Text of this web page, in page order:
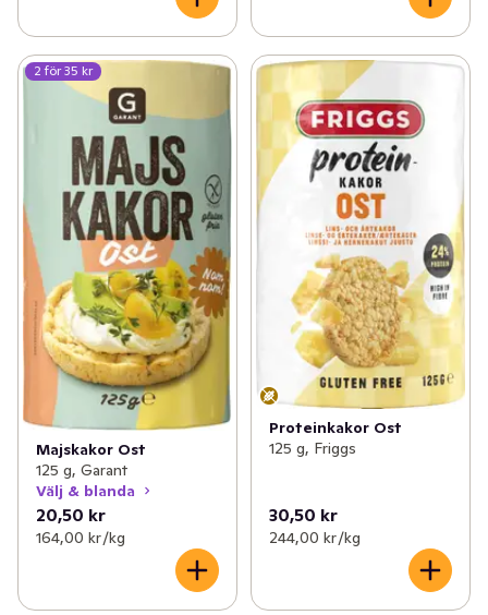
2 för 35 kr
Majskakor Ost
125 g, Garant
Välj & blanda
20,50 kr
164,00 kr /kg
Proteinkakor Ost
125 g, Friggs
30,50 kr
244,00 kr /kg